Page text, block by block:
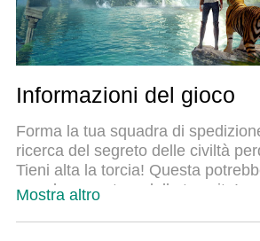
Informazioni del gioco
Forma la tua squadra di
ricerca del segreto delle civiltà
Tieni alta la torcia! Questa
grande avventura della tua vita!
Mostra altro